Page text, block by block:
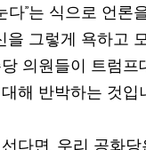
”는 식으로 언론
을 그렇게 욕하고
의원들이 트럼프
해 반박하는 것입